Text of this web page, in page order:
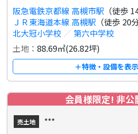
阪急電鉄京都線 高槻市駅 （徒歩
ＪＲ東海道本線 高槻駅 （徒歩 20分
北大冠小学校 ／ 第六中学校
土地：88.69㎡(26.82坪)
＋特徴・設備を表
会員様限定! 非公
売土地 ***